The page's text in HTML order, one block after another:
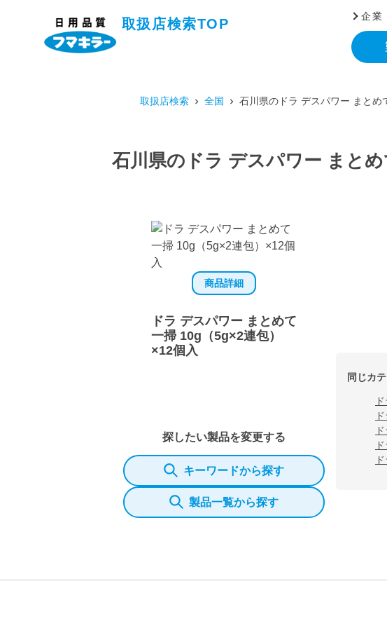
取扱店検索TOP
企業
取扱店検索 全国 石川県のドラ デスパワー まと
石川県のドラ デスパワー まと
商品詳細
ドラ デスパワー まとめて
一掃 10g（5g×2連包）
×12個入
探したい製品を変更する
キーワードから探す
製品一覧から探す
同じカ